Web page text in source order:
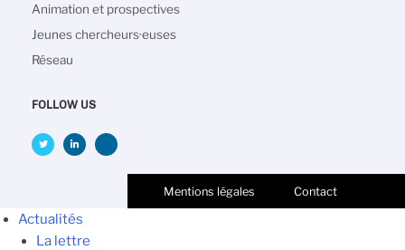
Animation et prospectives
Jeunes chercheurs·euses
Réseau
FOLLOW US
Mentions légales Contact
Actualités
La lettre